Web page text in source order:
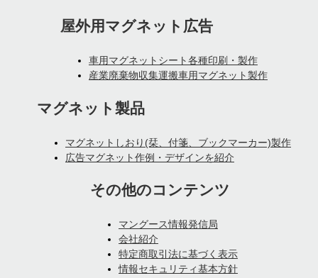
屋外用マグネット広告
車用マグネットシート各種印刷・製作
産業廃棄物収集運搬車用マグネット製作
マグネット製品
マグネットしおり(栞、付箋、ブックマーカー)製作
広告マグネット作例・デザインを紹介
その他のコンテンツ
マングース情報発信局
会社紹介
特定商取引法に基づく表示
情報セキュリティ基本方針